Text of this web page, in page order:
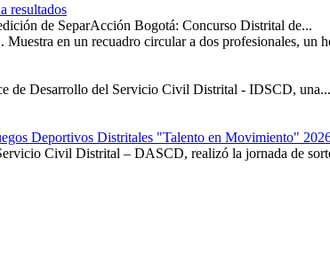
resultados
de SeparAcción Bogotá: Concurso Distrital de...
de Desarrollo del Servicio Civil Distrital - IDSCD, una...
Deportivos Distritales "Talento en Movimiento"
Civil Distrital – DASCD, realizó la jornada de